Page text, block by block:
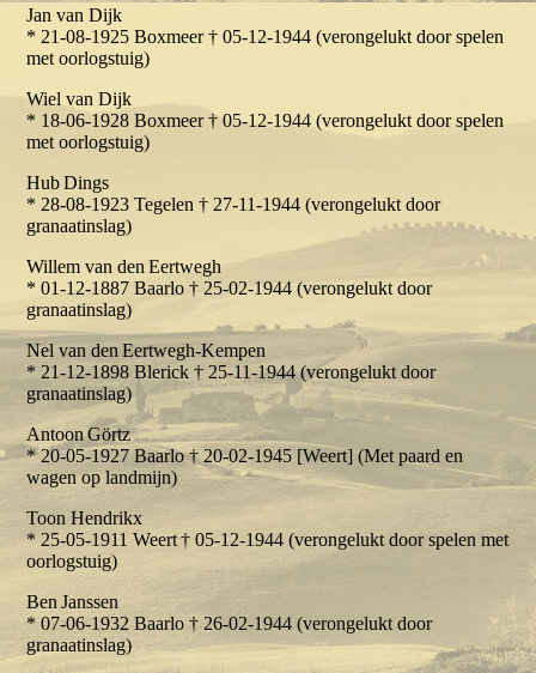
Jan van Dijk
* 21-08-1925 Boxmeer † 05-12-1944 (verongelukt door spelen
met oorlogstuig)
Wiel van Dijk
* 18-06-1928 Boxmeer † 05-12-1944 (verongelukt door spelen
met oorlogstuig)
Hub Dings
* 28-08-1923 Tegelen † 27-11-1944 (verongelukt door
granaatinslag)
Willem van den Eertwegh
* 01-12-1887 Baarlo † 25-02-1944 (verongelukt door
granaatinslag)
Nel van den Eertwegh-Kempen
* 21-12-1898 Blerick † 25-11-1944 (verongelukt door
granaatinslag)
Antoon Görtz
* 20-05-1927 Baarlo † 20-02-1945 [Weert] (Met paard en
wagen op landmijn)
Toon Hendrikx
* 25-05-1911 Weert † 05-12-1944 (verongelukt door spelen met
oorlogstuig)
Ben Janssen
* 07-06-1932 Baarlo † 26-02-1944 (verongelukt door
granaatinslag)